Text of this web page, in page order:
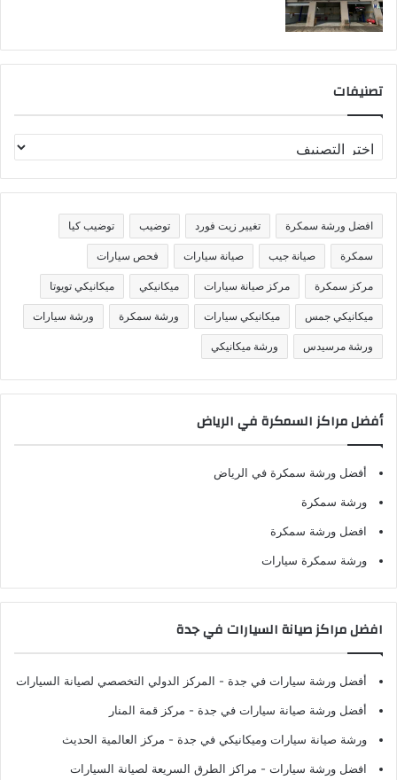
تصنيفات
ص
ن
ف
ا
افضل ورشة سمكرة تغيير زيت فورد توضيب توضيب كيا
سمكرة صيانة جيب صيانة سيارات فحص سيارات
مركز سمكرة مركز صيانة سيارات ميكانيكي ميكانيكي تويوتا
ميكانيكي جمس ميكانيكي سيارات ورشة سمكرة ورشة سيارات
ورشة مرسيدس ورشة ميكانيكي
أفضل مراكز السمكرة في الرياض
أفضل ورشة سمكرة في الرياض
ورشة سمكرة
افضل ورشة سمكرة
ورشة سمكرة سيارات
افضل مراكز صيانة السيارات في جدة
أفضل ورشة سيارات في جدة - المركز الدولي التخصصي لصيانة السيارات
أفضل ورشة صيانة سيارات في جدة - مركز قمة المنار
ورشة صيانة سيارات وميكانيكي في جدة - مركز العالمية الحديث
افضل ورشة سيارات - مراكز الطرق السريعة لصيانة السيارات